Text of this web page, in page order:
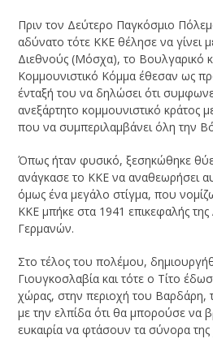
Πριν τον Δεύτερο Παγκόσμιο
αδύνατο τότε ΚΚΕ θέλησε να γίνει
Διεθνούς (Μόσχα), το Βουλγαρικό
Κομμουνιστικό Κόμμα έθεσαν ως
ένταξή του να δηλώσει ότι
ανεξάρτητο κομμουνιστικό κράτος
που να συμπεριλαμβάνει όλη την
Όπως ήταν φυσικό, ξεσηκώθηκε
ανάγκασε το ΚΚΕ να αναθεωρήσει
όμως ένα μεγάλο στίγμα, που
ΚΚΕ μπήκε στα 1941 επικεφαλής της
Γερμανών.
Στο τέλος του πολέμου,
Γιουγκοσλαβία και τότε ο Τίτο
χώρας, στην περιοχή του Βαρδάρη,
με την ελπίδα ότι θα μπορούσε να
ευκαιρία να φτάσουν τα σύνορα